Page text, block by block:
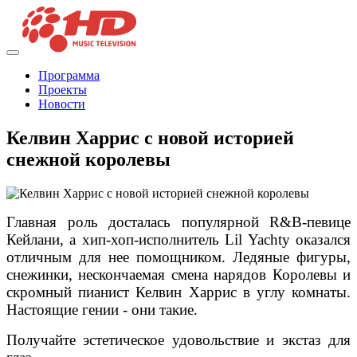
Программа
Проекты
Новости
Келвин Харрис с новой историей
снежной королевы
Главная роль досталась популярной R&B-певице
Кейлани, а хип-хоп-исполнитель Lil Yachty оказался
отличным для нее помощником. Ледяные фигуры,
снежинки, нескончаемая смена нарядов Королевы и
скромный пианист Келвин Харрис в углу комнаты.
Настоящие гении - они такие.
Получайте эстетическое удовольствие и экстаз для